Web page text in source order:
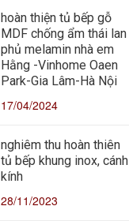
hoàn thiện tủ bếp gỗ
MDF chống ẩm thái lan
phủ melamin nhà em
Hằng -Vinhome Oaen
Park-Gia Lâm-Hà Nội
17/04/2024
nghiêm thu hoàn thiên
tủ bếp khung inox, cánh
kính
28/11/2023